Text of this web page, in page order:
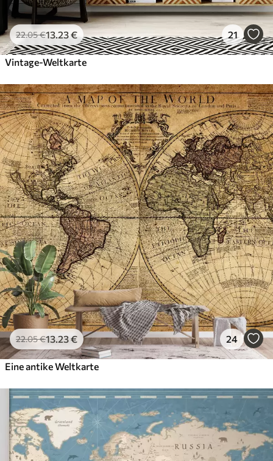
22.05€13.23€ 21
Vintage-Weltkarte
22.05€13.23€ 24
Eine antike Weltkarte